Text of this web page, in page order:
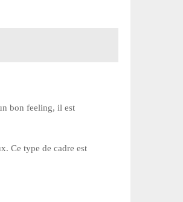
bon feeling, il est
Ce type de cadre est